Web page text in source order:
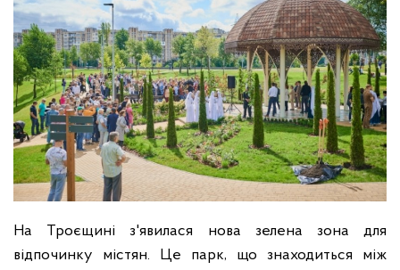
На Троєщині з'явилася нова зелена зона для
відпочинку містян. Це парк, що знаходиться між